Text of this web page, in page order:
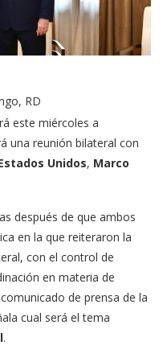
RD
este miércoles a
una reunión bilateral con
Unidos, Marco
después de que ambos
en la que reiteraron la
con el control de
en materia de
de prensa de la
cual será el tema
.